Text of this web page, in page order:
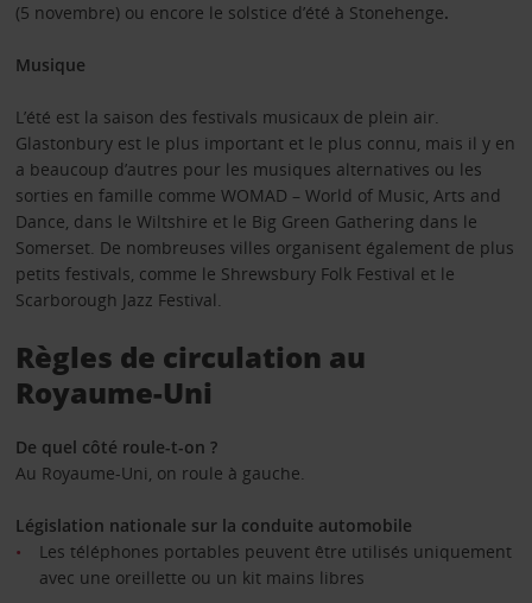
(5 novembre) ou encore le solstice d’été à Stonehenge.
Musique
L’été est la saison des festivals musicaux de plein air.
Glastonbury est le plus important et le plus connu, mais il y en
a beaucoup d’autres pour les musiques alternatives ou les
sorties en famille comme WOMAD – World of Music, Arts and
Dance, dans le Wiltshire et le Big Green Gathering dans le
Somerset. De nombreuses villes organisent également de plus
petits festivals, comme le Shrewsbury Folk Festival et le
Scarborough Jazz Festival.
Règles de circulation au
Royaume-Uni
De quel côté roule-t-on ?
Au Royaume-Uni, on roule à gauche.
Législation nationale sur la conduite automobile
Les téléphones portables peuvent être utilisés uniquement
avec une oreillette ou un kit mains libres